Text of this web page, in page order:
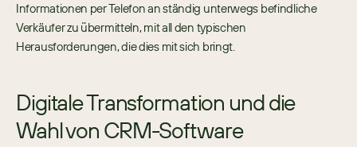
Informationen per Telefon an ständig unterwegs befindliche
Verkäufer zu übermitteln, mit all den typischen
Herausforderungen, die dies mit sich bringt.
Digitale Transformation und die
Wahl von CRM-Software